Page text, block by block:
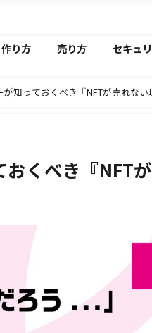
作り方 売り方 セキュ
知っておくべき『NFTが売れない
くべき『NFT